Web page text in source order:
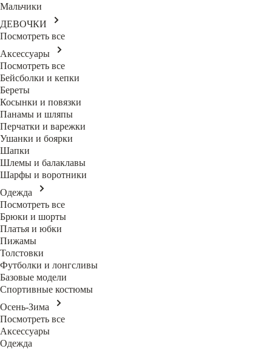
Мальчики
ДЕВОЧКИ
Посмотреть все
Аксессуары
Посмотреть все
Бейсболки и кепки
Береты
Косынки и повязки
Панамы и шляпы
Перчатки и варежки
Ушанки и боярки
Шапки
Шлемы и балаклавы
Шарфы и воротники
Одежда
Посмотреть все
Брюки и шорты
Платья и юбки
Пижамы
Толстовки
Футболки и лонгсливы
Базовые модели
Спортивные костюмы
Осень-Зима
Посмотреть все
Аксессуары
Одежда